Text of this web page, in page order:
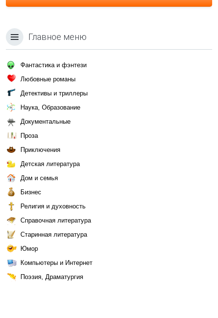
Главное меню
Фантастика и фэнтези
Любовные романы
Детективы и триллеры
Наука, Образование
Документальные
Проза
Приключения
Детская литература
Дом и семья
Бизнес
Религия и духовность
Справочная литература
Старинная литература
Юмор
Компьютеры и Интернет
Поэзия, Драматургия